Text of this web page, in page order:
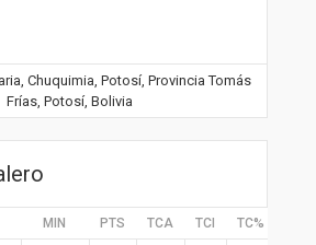
Chuquimia, Potosí, Provincia Tomás
Frías, Potosí, Bolivia
MIN PTS TCA TCI TC%